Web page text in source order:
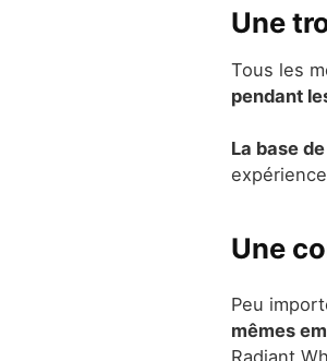
Une
Tous les
pendant
La base
Une
Peu
mêmes
Radiant